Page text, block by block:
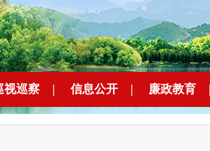
视巡察 | 信息公开 | 廉政教育